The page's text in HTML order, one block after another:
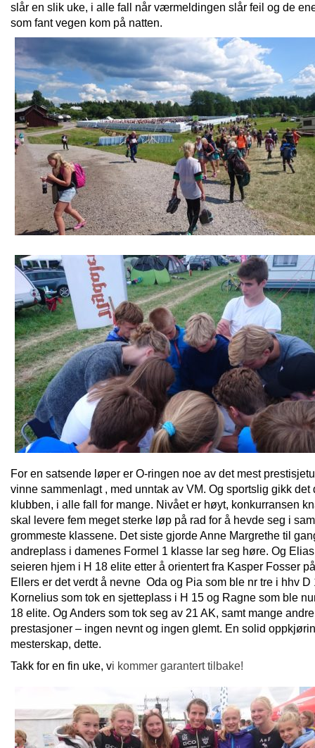
slår en slik uke, i alle fall når værmeldingen slår feil og de
som fant vegen kom på natten.
For en satsende løper er O-ringen noe av det mest
vinne sammenlagt , med unntak av VM. Og sportslig gikk det
klubben, i alle fall for mange. Nivået er høyt, konkurransen
skal levere fem meget sterke løp på rad for å hevde seg i
grommeste klassene. Det siste gjorde Anne Margrethe til
andreplass i damenes Formel 1 klasse lar seg høre. Og
seieren hjem i H 18 elite etter å orientert fra Kasper Fosser
Ellers er det verdt å nevne Oda og Pia som ble nr tre i hhv D
Kornelius som tok en sjetteplass i H 15 og Ragne som ble
18 elite. Og Anders som tok seg av 21 AK, samt mange
prestasjoner – ingen nevnt og ingen glemt. En solid
mesterskap, dette.
Takk for en fin uke, vi kommer garantert tilbake!